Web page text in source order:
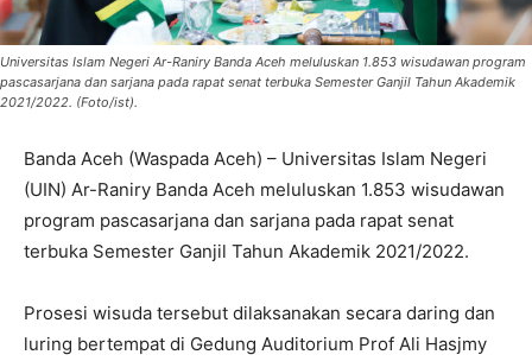
Universitas Islam Negeri Ar-Raniry Banda Aceh meluluskan 1.853 wisudawan program
pascasarjana dan sarjana pada rapat senat terbuka Semester Ganjil Tahun Akademik
2021/2022. (Foto/ist).
Banda Aceh (Waspada Aceh) – Universitas Islam Negeri
(UIN) Ar-Raniry Banda Aceh meluluskan 1.853 wisudawan
program pascasarjana dan sarjana pada rapat senat
terbuka Semester Ganjil Tahun Akademik 2021/2022.
Prosesi wisuda tersebut dilaksanakan secara daring dan
luring bertempat di Gedung Auditorium Prof Ali Hasjmy